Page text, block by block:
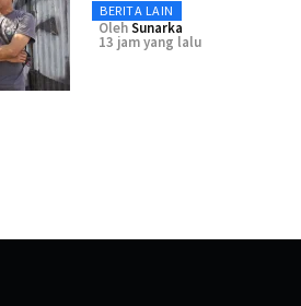
BERITA LAIN
OlehSunarka
13 jam yang lalu